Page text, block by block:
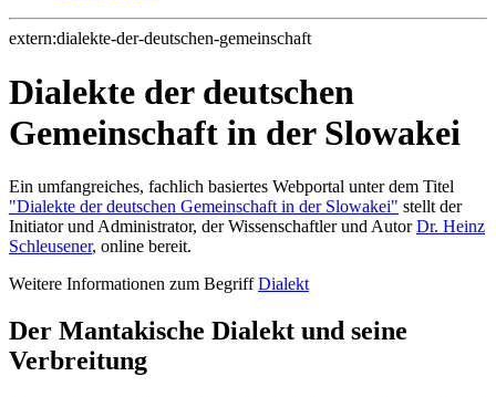
extern:dialekte-der-deutschen-gemeinschaft
Dialekte der deutschen
Gemeinschaft in der Slowakei
Ein umfangreiches, fachlich basiertes Webportal unter dem Titel
"Dialekte der deutschen Gemeinschaft in der Slowakei" stellt der
Initiator und Administrator, der Wissenschaftler und AutorDr. Heinz
Schleusener, online bereit.
Weitere Informationen zum BegriffDialekt
Der Mantakische Dialekt und seine
Verbreitung